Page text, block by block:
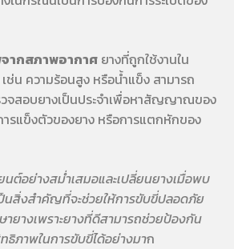
ากสภาพอากาศ ยางที่ถูกใช้งานใน
ช่น ความร้อนสูง หรือน้ำแข็ง สามารถ
จสอบยางเป็นประจำเพื่อหาสัญญาณของ
รแข็งตัวของยาง หรือการแตกหักของ
ต์อย่างสม่ำเสมอและเปลี่ยนยางเมื่อพบ
งสำคัญที่จะช่วยให้การขับขี่ปลอดภัย
ายางเพราะยางที่ดีสามารถช่วยป้องกัน
ธิภาพในการขับขี่ได้อย่างมาก